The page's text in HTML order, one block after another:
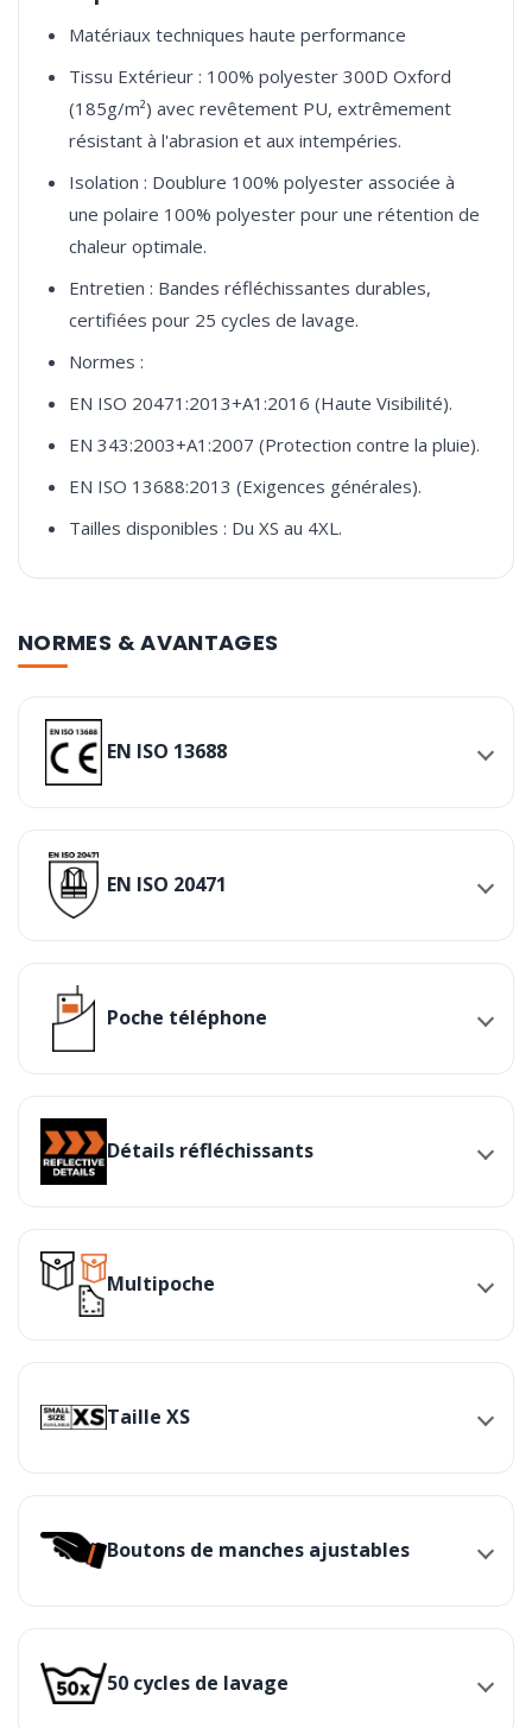
Matériaux techniques haute performance
Tissu Extérieur : 100% polyester 300D Oxford
(185g/m²) avec revêtement PU, extrêmement
résistant à l'abrasion et aux intempéries.
Isolation : Doublure 100% polyester associée à
une polaire 100% polyester pour une rétention de
chaleur optimale.
Entretien : Bandes réfléchissantes durables,
certifiées pour 25 cycles de lavage.
Normes :
EN ISO 20471:2013+A1:2016 (Haute Visibilité).
EN 343:2003+A1:2007 (Protection contre la pluie).
EN ISO 13688:2013 (Exigences générales).
Tailles disponibles : Du XS au 4XL.
NORMES & AVANTAGES
EN ISO 13688
EN ISO 20471
Poche téléphone
Détails réfléchissants
Multipoche
Taille XS
Boutons de manches ajustables
50 cycles de lavage